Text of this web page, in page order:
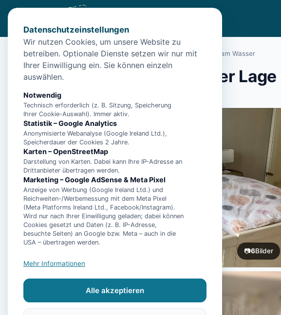
Start Unterkünfte Emden/Apartment 1, in zentraler Lage am Wasser
Apartment 1, in zentraler
26725 Emden
📷6Bilder
Datenschutzeinstellungen
Wir nutzen Cookies, um unsere Website zu
betreiben. Optionale Dienste setzen wir nur mit
Ihrer Einwilligung ein. Sie können einzeln
auswählen.
Notwendig
Technisch erforderlich (z. B. Sitzung, Speicherung
Ihrer Cookie-Auswahl). Immer aktiv.
Statistik – Google Analytics
Anonymisierte Webanalyse (Google Ireland Ltd.),
Speicherdauer der Cookies 2 Jahre.
Karten – OpenStreetMap
Darstellung von Karten. Dabei kann Ihre IP-Adresse an
Drittanbieter übertragen werden.
Marketing – Google AdSense & Meta Pixel
Anzeige von Werbung (Google Ireland Ltd.) und
Reichweiten-/Werbemessung mit dem Meta Pixel
(Meta Platforms Ireland Ltd., Facebook/Instagram).
Wird nur nach Ihrer Einwilligung geladen; dabei können
Cookies gesetzt und Daten (z. B. IP-Adresse,
besuchte Seiten) an Google bzw. Meta – auch in die
USA – übertragen werden.
Mehr Informationen
Alle akzeptieren